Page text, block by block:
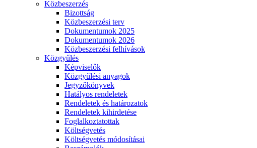
Közbeszerzés
Bizottság
Közbeszerzési terv
Dokumentumok 2025
Dokumentumok 2026
Közbeszerzési felhívások
Közgyűlés
Képviselők
Közgyűlési anyagok
Jegyzőkönyvek
Hatályos rendeletek
Rendeletek és határozatok
Rendeletek kihirdetése
Foglalkoztatottak
Költségvetés
Költségvetés módosításai